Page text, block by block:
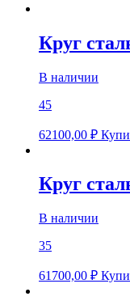
Круг
В наличии
45
62100,00 ₽
Круг
В наличии
35
61700,00 ₽